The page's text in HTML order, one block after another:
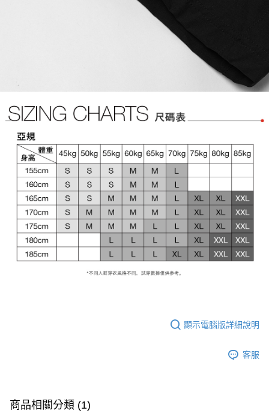
顯示電腦版詳細說明
客服
商品相關分類 (1)